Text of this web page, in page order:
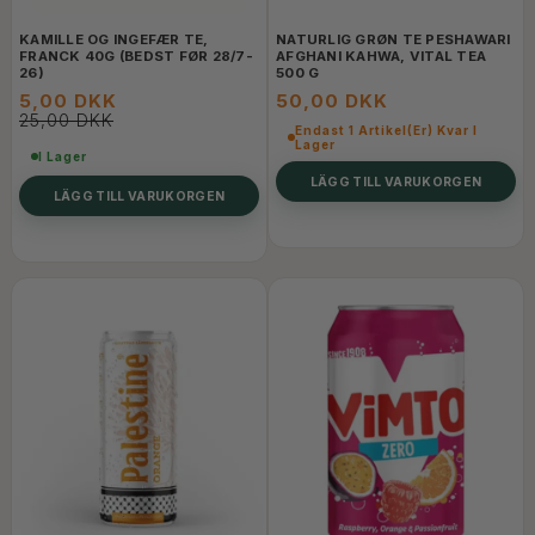
KAMILLE OG INGEFÆR TE,
FRANCK 40G (BEDST FØR 28/7-
26)
5,00 DKK
25,00 DKK
I Lager
LÄGG TILL VARUKORGEN
NATURLIG GRØN TE PESHAWARI
AFGHANI KAHWA, VITAL TEA
500 G
50,00 DKK
Endast 1 Artikel(er) Kvar I
Lager
LÄGG TILL VARUKORGEN